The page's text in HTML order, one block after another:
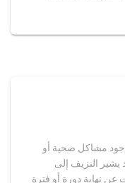
مشاكل صحية أو
النزيف إلى
عن نهاية دورة أو فترة